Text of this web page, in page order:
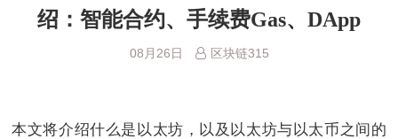
绍：智能合约、手续费Gas、DApp
08月26日 区块链315
本文将介绍什么是以太坊，以及以太坊与以太币之间的